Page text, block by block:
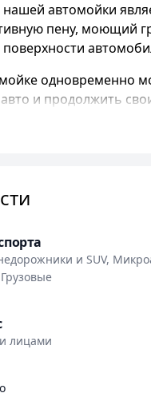
автомойки
пену, моющий
поверхности
одновременно
и продолжить
также предлагаем
мойки имеют высоту
и даже мотоциклов.
на Скорины
вы
и SUV,
лицами